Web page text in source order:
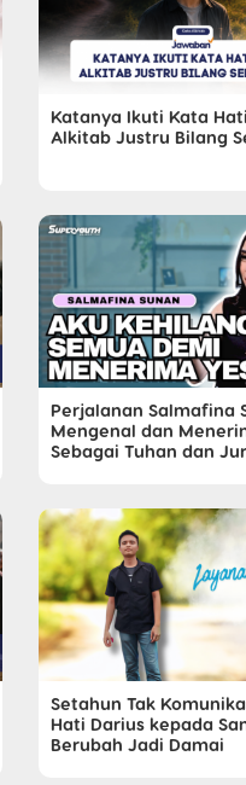
Katanya Ikuti Kata
Alkitab Justru Bilang
Perjalanan Salmafina
Mengenal dan
Sebagai Tuhan dan
Setahun Tak
Hati Darius kepada
Berubah Jadi Damai